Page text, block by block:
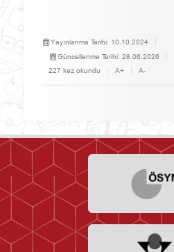
Yayınlanma Tarihi: 10.10.2024
Güncellenme Tarihi: 28.06.2026
227 kez okundu
A+ A-